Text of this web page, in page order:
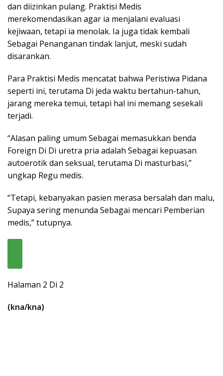
dan diizinkan pulang. Praktisi Medis
merekomendasikan agar ia menjalani evaluasi
kejiwaan, tetapi ia menolak. Ia juga tidak kembali
Sebagai Penanganan tindak lanjut, meski sudah
disarankan.
Para Praktisi Medis mencatat bahwa Peristiwa Pidana
seperti ini, terutama Di jeda waktu bertahun-tahun,
jarang mereka temui, tetapi hal ini memang sesekali
terjadi.
“Alasan paling umum Sebagai memasukkan benda
Foreign Di Di uretra pria adalah Sebagai kepuasan
autoerotik dan seksual, terutama Di masturbasi,”
ungkap Regu medis.
“Tetapi, kebanyakan pasien merasa bersalah dan malu,
Supaya sering menunda Sebagai mencari Pemberian
medis,” tutupnya.
Halaman 2 Di 2
(kna/kna)